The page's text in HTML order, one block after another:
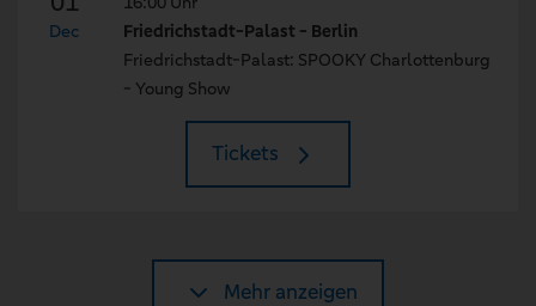
Dec
Friedrichstadt-Palast - Berlin
Friedrichstadt-Palast: SPOOKY Charlottenburg
- Young Show
Tickets
Mehr anzeigen